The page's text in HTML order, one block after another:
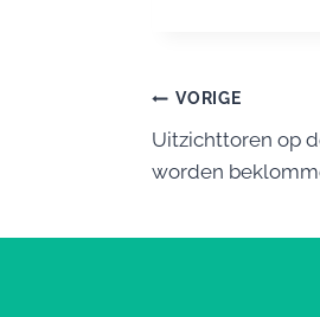
b
o
o
Bericht
VORIGE
Uitzichttoren op
worden